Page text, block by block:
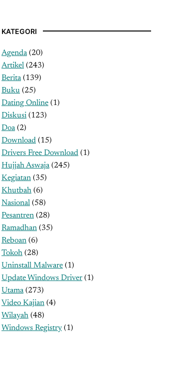
KATEGORI
Agenda(20)
Artikel (243)
Berita(139)
Buku (25)
Dating Online (1)
Diskusi (123)
Doa(2)
Download (15)
Drivers Free Download (1)
Hujjah Aswaja(245)
Kegiatan (35)
Khutbah (6)
Nasional (58)
Pesantren (28)
Ramadhan (35)
Reboan (6)
Tokoh (28)
Uninstall Malware (1)
Update Windows Driver (1)
Utama(273)
Video Kajian (4)
Wilayah (48)
Windows Registry (1)